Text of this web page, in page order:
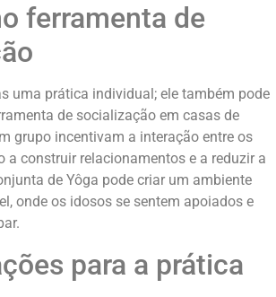
ferramenta de
uma prática individual; ele também pode
de socialização em casas de
grupo incentivam a interação entre os
a construir relacionamentos e a reduzir a
de Yôga pode criar um ambiente
onde os idosos se sentem apoiados e
para a prática